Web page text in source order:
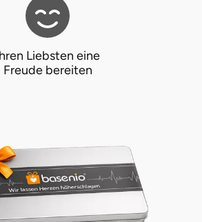
Liebsten eine
Freude bereiten